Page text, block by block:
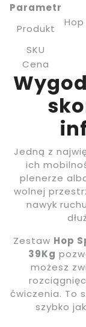
Parametr
Produkt
SKU
Cena
Jedną z
ich
plenerze
wolnej
nawyk
Zestaw Hop
39Kg
możesz
ćwiczenia. To
szybko